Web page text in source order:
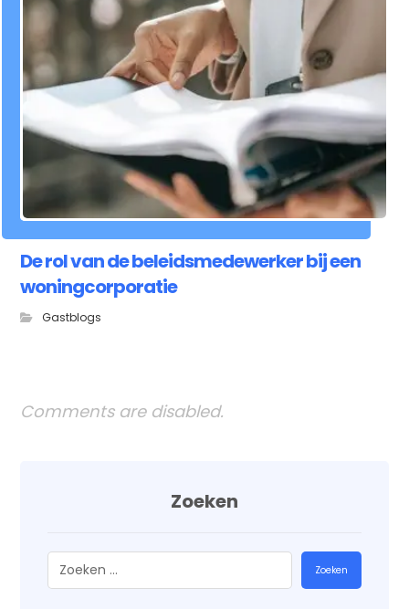
De rol van de beleidsmedewerker bij een
woningcorporatie
Gastblogs
Comments are disabled.
Zoeken
Zoeken